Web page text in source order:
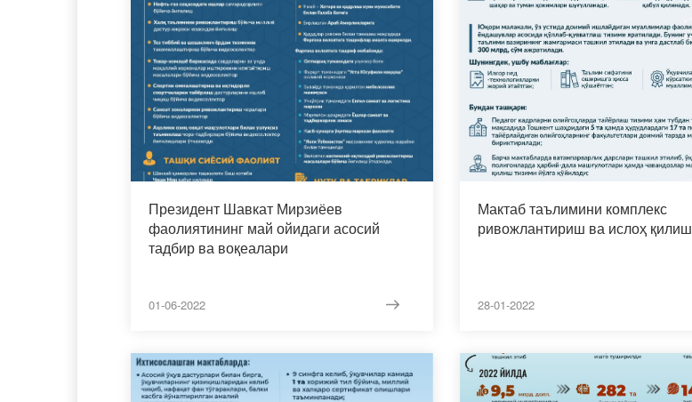
Президент Шавкат Мирзиёев
фаолиятининг май ойидаги асосий
тадбир ва воқеалари
01-06-2022
Мактаб таълимини комплекс
ривожлантириш ва ислоҳ қилиш
28-01-2022